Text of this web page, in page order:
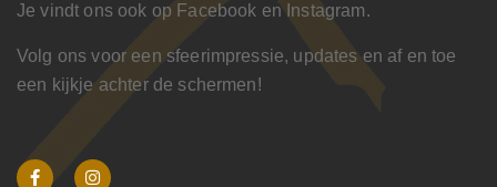
Je vindt ons ook op Facebook en Instagram.
Volg ons voor een sfeerimpressie, updates en af en toe
een kijkje achter de schermen!